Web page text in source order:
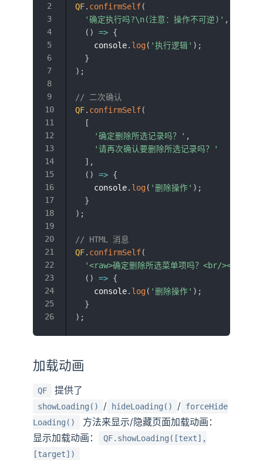
QF. confirmSelf(
'确定执行吗?\n(注意：操作不可逆)' ,
( ) => {
    console
. log( '执行逻辑' ) ;
}
) ;
// 二次确认
QF. confirmSelf(
[
'确定删除所选记录吗？' ,
'请再次确认要删除所选记录吗？'
] ,
( ) => {
    console
. log( '删除操作' ) ;
}
) ;
// HTML 消息
QF. confirmSelf(
'<raw>确定删除所选菜单项吗？<br/
( ) => {
    console
. log( '删除操作' ) ;
}
) ;
加载动画
QF 提供了
showLoading() / hideLoading() / forceHide
Loading()
方法来显示/隐藏页面加载动画：
显示加载动画：
QF.showLoading([text],
[target])